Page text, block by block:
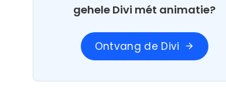
gehele Divi mét animatie?
Ontvang de Divi arrow_forward